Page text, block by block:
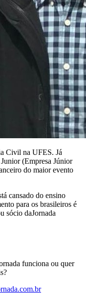
Civil na UFES. Já
(Empresa Júnior
do maior evento
cansado do ensino
para os brasileiros é
sócio daJornada
funciona ou quer